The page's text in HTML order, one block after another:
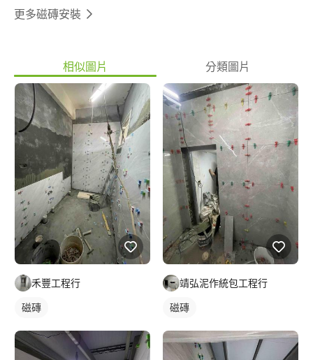
更多磁磚安裝
相似圖片 分類圖片
禾豐工程行
磁磚
靖弘泥作統包工程行
磁磚